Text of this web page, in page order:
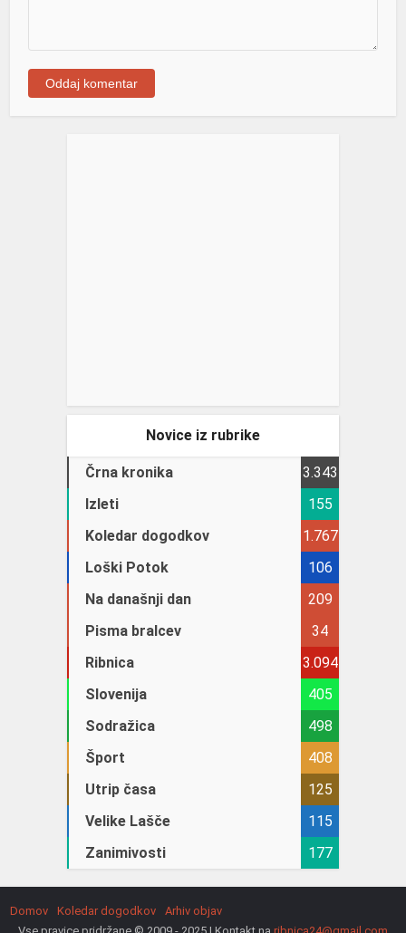
Novice iz rubrike
Črna kronika
3.343
Izleti
155
Koledar dogodkov
1.767
Loški Potok
106
Na današnji dan
209
Pisma bralcev
34
Ribnica
3.094
Slovenija
405
Sodražica
498
Šport
408
Utrip časa
125
Velike Lašče
115
Zanimivosti
177
Domov Koledar dogodkov
Arhiv objav